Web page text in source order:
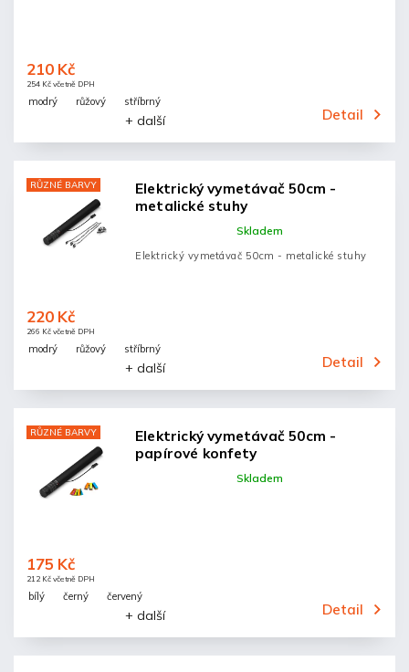
254 Kč včetně DPH
210 Kč
Detail
modrý růžový stříbrný
+ další
RŮZNÉ BARVY
Elektrický vymetávač 50cm -
metalické stuhy
Skladem
266 Kč včetně DPH
220 Kč
Detail
Elektrický vymetávač 50cm - metalické stuhy
modrý růžový stříbrný
+ další
RŮZNÉ BARVY
Elektrický vymetávač 50cm -
papírové konfety
Skladem
212 Kč včetně DPH
175 Kč
Detail
bílý černý červený
+ další